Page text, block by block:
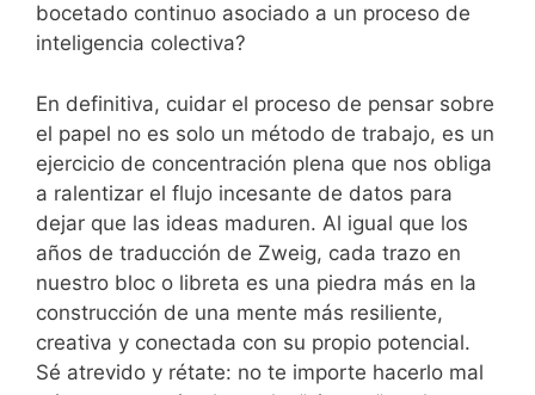
bocetado continuo asociado a un proceso de
inteligencia colectiva?
En definitiva, cuidar el proceso de pensar sobre
el papel no es solo un método de trabajo, es un
ejercicio de concentración plena que nos obliga
a ralentizar el flujo incesante de datos para
dejar que las ideas maduren. Al igual que los
años de traducción de Zweig, cada trazo en
nuestro bloc o libreta es una piedra más en la
construcción de una mente más resiliente,
creativa y conectada con su propio potencial.
Sé atrevido y rétate: no te importe hacerlo mal